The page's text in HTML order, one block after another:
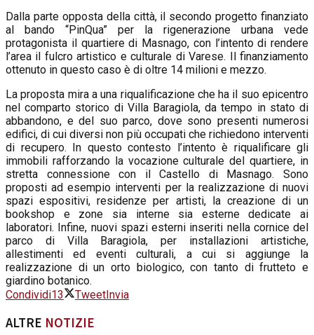
Dalla parte opposta della città, il secondo progetto finanziato
al bando “PinQua” per la rigenerazione urbana vede
protagonista il quartiere di Masnago, con l’intento di rendere
l’area il fulcro artistico e culturale di Varese. Il finanziamento
ottenuto in questo caso è di oltre 14 milioni e mezzo.
La proposta mira a una riqualificazione che ha il suo epicentro
nel comparto storico di Villa Baragiola, da tempo in stato di
abbandono, e del suo parco, dove sono presenti numerosi
edifici, di cui diversi non più occupati che richiedono interventi
di recupero. In questo contesto l’intento è riqualificare gli
immobili rafforzando la vocazione culturale del quartiere, in
stretta connessione con il Castello di Masnago. Sono
proposti ad esempio interventi per la realizzazione di nuovi
spazi espositivi, residenze per artisti, la creazione di un
bookshop e zone sia interne sia esterne dedicate ai
laboratori. Infine, nuovi spazi esterni inseriti nella cornice del
parco di Villa Baragiola, per installazioni artistiche,
allestimenti ed eventi culturali, a cui si aggiunge la
realizzazione di un orto biologico, con tanto di frutteto e
giardino botanico.
Condividi13 TweetInvia
ALTRE NOTIZIE